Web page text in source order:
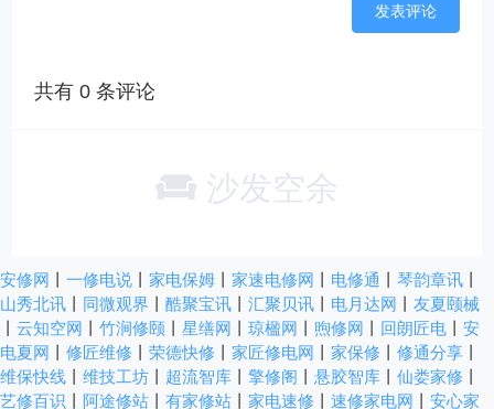
共有0 条评论
沙发空余
安修网 一修电说 家电保姆 家速电修网 电修通 琴韵章讯
山秀北讯
同微观界 酷聚宝讯 汇聚贝讯 电月达网
友夏颐械
云知空网 竹涧修颐 星缮网 琼楹网 煦修网 回朗匠电
安
电夏网
修匠维修 荣德快修 家匠修电网 家保修 修通分享
维保快线
维技工坊 超流智库 擎修阁 悬胶智库 仙娄家修
艺修百识
阿途修站 有家修站 家电速修 速修家电网 安心家